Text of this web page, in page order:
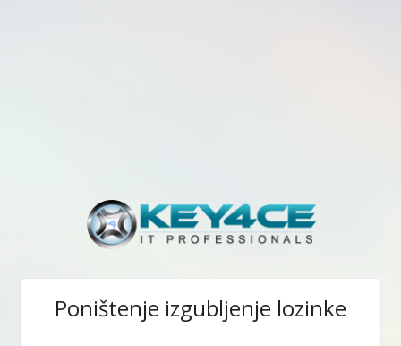
Poništenje izgubljenje lozinke